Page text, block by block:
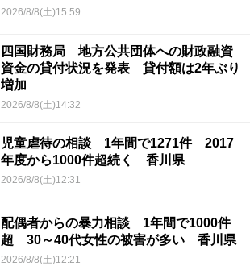
2026/8/8(土)15:59
四国財務局 地方公共団体への財政融資
資金の貸付状況を発表 貸付額は2年ぶり
増加
2026/8/8(土)14:32
児童虐待の相談 1年間で1271件 2017
年度から1000件超続く 香川県
2026/8/8(土)12:31
配偶者からの暴力相談 1年間で1000件
超 30～40代女性の被害が多い 香川県
2026/8/8(土)12:21